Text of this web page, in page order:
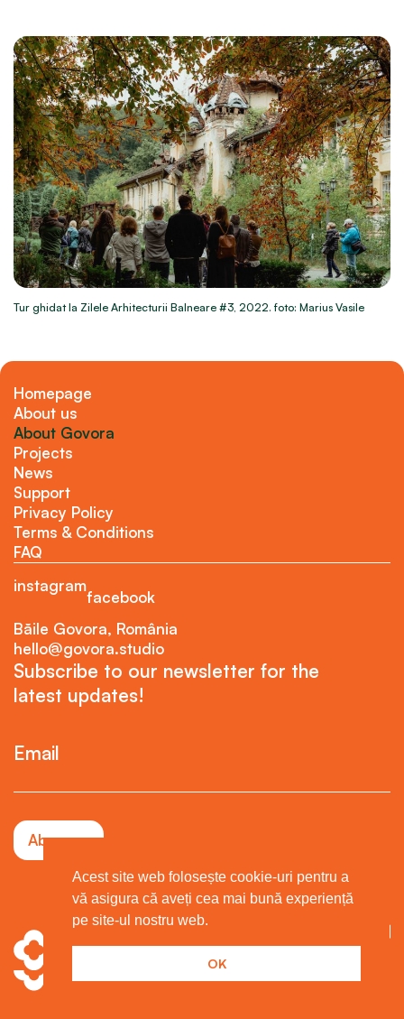
Tur ghidat la Zilele Arhitecturii Balneare #3, 2022. foto: Marius Vasile
Homepage
About us
About Govora
Projects
News
Support
Privacy Policy
Terms & Conditions
FAQ
instagram
facebook
Băile Govora, România
hello@govora.studio
Subscribe to our newsletter for the
latest updates!
Email
Acest site web folosește cookie-uri pentru a
vă asigura că aveți cea mai bună experiență
pe site-ul nostru web.
OK